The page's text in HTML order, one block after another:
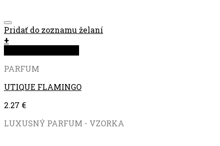
Pridať do zoznamu želaní
+
PARFUM
UTIQUE FLAMINGO
2.27 €
LUXUSNÝ PARFUM - VZORKA